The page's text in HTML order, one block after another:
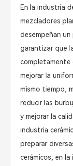
En la industria
mezcladores
desempeñan
garantizar que
completamente
mejorar la
mismo tiempo,
reducir las
y mejorar la
industria
preparar
cerámicos; en